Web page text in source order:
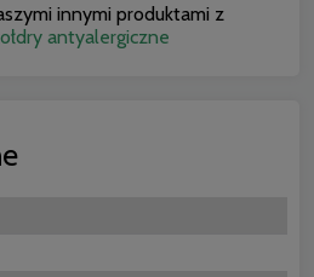
innymi produktami z
antyalergiczne